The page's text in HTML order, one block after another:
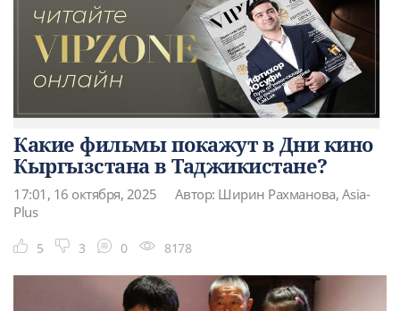
Какие фильмы покажут в Дни кино
Кыргызстана в Таджикистане?
17:01, 16 октября, 2025
Автор: Ширин Рахманова, Asia-
Plus
5 3 0 8178